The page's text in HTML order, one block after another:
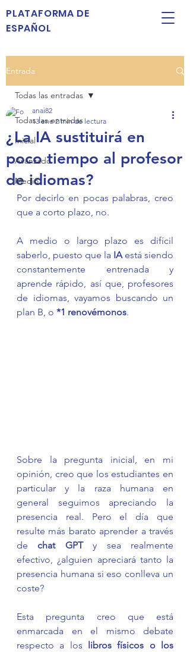
PLATAFORMA DE
ESPAÑOL
Entrada
Todas las entradas
Inicial
Avanzado
Medio
Todas las entradas
¿La IA sustituirá en
poco tiempo al profesor
de idiomas?
anai82
13 ene 2 min de lectura
Por decirlo en pocas palabras, creo
que a corto plazo, no.
A medio o largo plazo es difícil
saberlo, puesto que la IA está siendo
constantemente entrenada y
aprende rápido, así que, profesores
de idiomas, vayamos buscando un
plan B, o *1 renovémonos.
Sobre la pregunta inicial, en mi
opinión, creo que los estudiantes en
particular y la raza humana en
general seguimos apreciando la
presencia real. Pero el día que
resulte más barato aprender a través
de chat GPT y sea realmente
efectivo, ¿alguien apreciará tanto la
presencia humana si eso conlleva un
coste?
Esta pregunta creo que está
enmarcada en el mismo debate
respecto a los libros físicos o los